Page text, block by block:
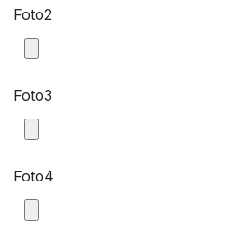
Foto2
Foto3
Foto4